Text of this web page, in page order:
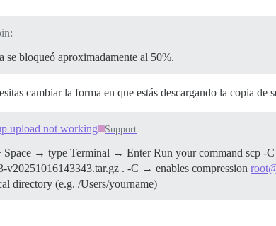
se bloqueó aproximadamente al 50%.
cambiar la forma en que estás descargando la copia de
upload not working Support
→ type Terminal → Enter Run your command scp -C
v20251016143343.tar.gz . -C → enables compression
directory (e.g. /Users/yourname)